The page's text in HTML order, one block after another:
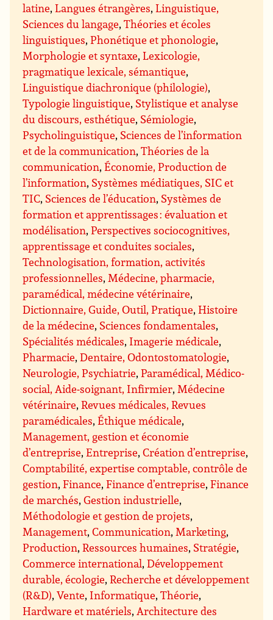
latine,Langues étrangères,Linguistique,
Sciences du langage,Théories et écoles
linguistiques,Phonétique et phonologie,
Morphologie et syntaxe,Lexicologie,
pragmatique lexicale, sémantique,
Linguistique diachronique (philologie),
Typologie linguistique, Stylistique et analyse
du discours, esthétique, Sémiologie,
Psycholinguistique, Sciences de l’information
et de la communication,Théories de la
communication,Économie, Production de
l’information, Systèmes médiatiques, SIC et
TIC, Sciences de l’éducation, Systèmes de
formation et apprentissages : évaluation et
modélisation,Perspectives sociocognitives,
apprentissage et conduites sociales,
Technologisation, formation, activités
professionnelles, Médecine, pharmacie,
paramédical, médecine vétérinaire,
Dictionnaire, Guide, Outil, Pratique,Histoire
de la médecine, Sciences fondamentales,
Spécialités médicales, Imagerie médicale,
Pharmacie,Dentaire, Odontostomatologie,
Neurologie, Psychiatrie,Paramédical, Médico-
social, Aide-soignant, Infirmier, Médecine
vétérinaire,Revues médicales, Revues
paramédicales,Éthique médicale,
Management, gestion et économie
d’entreprise,Entreprise,Création d’entreprise,
Comptabilité, expertise comptable, contrôle de
gestion,Finance,Finance d’entreprise,Finance
de marchés,Gestion industrielle,
Méthodologie et gestion de projets,
Management,Communication, Marketing,
Production,Ressources humaines, Stratégie,
Commerce international,Développement
durable, écologie,Recherche et développement
(R&D),Vente, Informatique,Théorie,
Hardware et matériels, Architecture des